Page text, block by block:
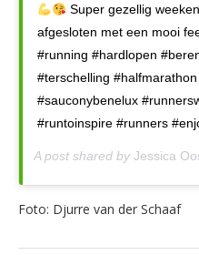
Super gezellig
afgesloten met een mooi
#running #hardlopen
#terschelling
#sauconybenelux
#runtoinspire #runners
A post shared by Jessica
Foto: Djurre van der Schaaf